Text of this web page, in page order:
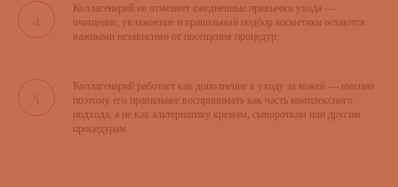
Коллагенарий не отменяет ежедневные привычки ухода —
очищение, увлажнение и правильный подбор косметики остаются
важными независимо от посещения процедур.
Коллагенарий работает как дополнение к уходу за кожей — именно
поэтому его правильнее воспринимать как часть комплексного
подхода, а не как альтернативу кремам, сывороткам или другим
процедурам.